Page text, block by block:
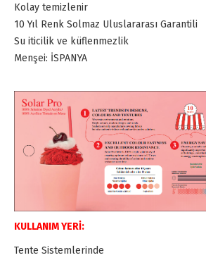
Kolay temizlenir
10 Yıl Renk Solmaz Uluslararası Garantili
Su iticilik ve küflenmezlik
Menşei: İSPANYA
KULLANIM YERİ:
Tente Sistemlerinde